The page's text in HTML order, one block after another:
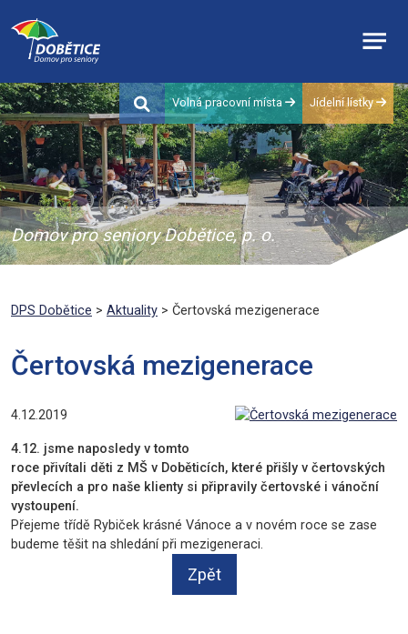
Volná pracovní místa Jídelní lístky
Domov pro seniory Dobětice, p. o.
DPS Dobětice > Aktuality > Čertovská mezigenerace
Čertovská mezigenerace
4.12.2019
4.12. jsme naposledy v tomto
roce přivítali děti z MŠ v Doběticích, které přišly v čertovských
převlecích a pro naše klienty si připravily čertovské i vánoční
vystoupení.
Přejeme třídě Rybiček krásné Vánoce a v novém roce se zase
budeme těšit na shledání při mezigeneraci.
Zpět